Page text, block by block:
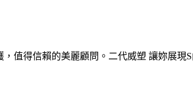
值得信賴的美麗顧問。二代威塑 讓妳展